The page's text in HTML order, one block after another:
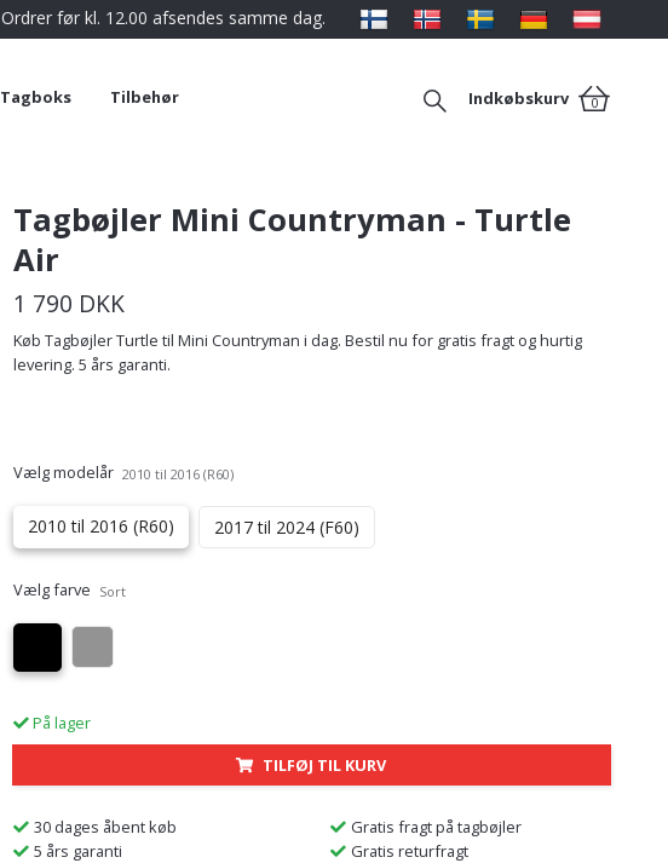
Ordrer før kl. 12.00 afsendes samme dag.
Tagboks Tilbehør Indkøbskurv 0
Tagbøjler Mini Countryman - Turtle
Air
1 790 DKK
Køb Tagbøjler Turtle til Mini Countryman i dag. Bestil nu for gratis fragt og hurtig
levering. 5 års garanti.
Vælg modelår 2010 til 2016 (R60)
2010 til 2016 (R60) 2017 til 2024 (F60)
Vælg farve Sort
På lager
TILFØJ TIL KURV
30 dages åbent køb
Gratis fragt på tagbøjler
5 års garanti
Gratis returfragt